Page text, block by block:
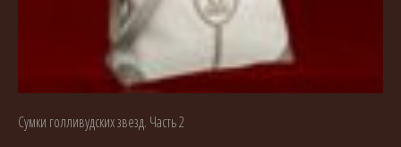
Сумки голливудских звезд. Часть 2